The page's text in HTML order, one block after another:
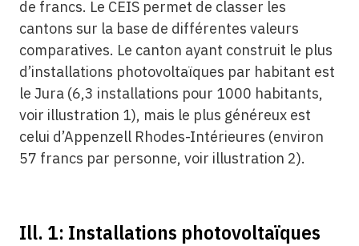
de francs. Le CEIS permet de classer les
cantons sur la base de différentes valeurs
comparatives. Le canton ayant construit le plus
d’installations photovoltaïques par habitant est
le Jura (6,3 installations pour 1000 habitants,
voir illustration 1), mais le plus généreux est
celui d’Appenzell Rhodes-Intérieures (environ
57 francs par personne, voir illustration 2).
Ill. 1: Installations photovoltaïques